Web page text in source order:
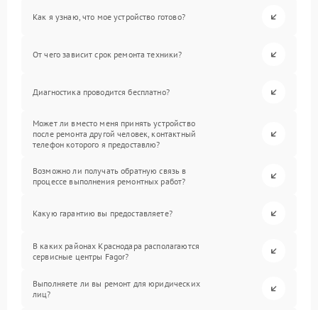
Как я узнаю, что мое устройство готово?
От чего зависит срок ремонта техники?
Диагностика проводится бесплатно?
Может ли вместо меня принять устройство
после ремонта другой человек, контактный
телефон которого я предоставлю?
Возможно ли получать обратную связь в
процессе выполнения ремонтных работ?
Какую гарантию вы предоставляете?
В каких районах Краснодара располагаются
сервисные центры Fagor?
Выполняете ли вы ремонт для юридических
лиц?